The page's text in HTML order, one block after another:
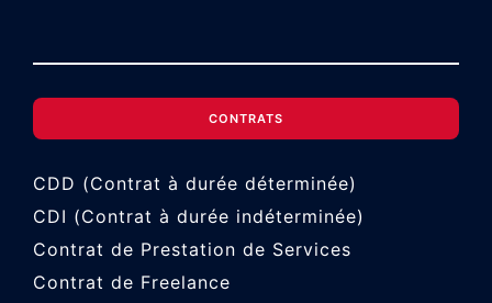
CONTRATS
CDD (Contrat à durée déterminée)
CDI (Contrat à durée indéterminée)
Contrat de Prestation de Services
Contrat de Freelance